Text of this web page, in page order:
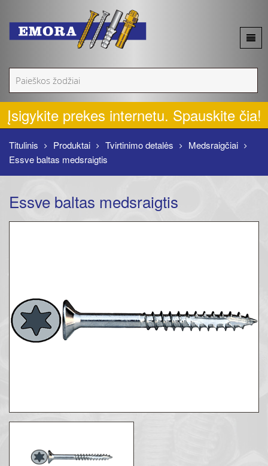
Apie mus
Akcijos
Naujienos
Produktai
Kontaktai
Įsigykite prekes internetu. Spauskite čia!
Titulinis Produktai Tvirtinimo detalės
Medsraigčiai
Essve baltas medsraigtis
Essve baltas medsraigtis